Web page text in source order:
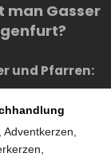
man Gasser
und Pfarren: